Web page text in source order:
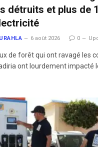
détruits et plus de
6 août 2026 0
de forêt qui ont ravagé les
ont lourdement impacté